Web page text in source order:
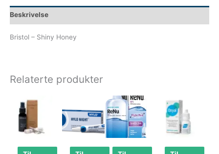
Beskrivelse
Bristol – Shiny Honey
Relaterte produkter